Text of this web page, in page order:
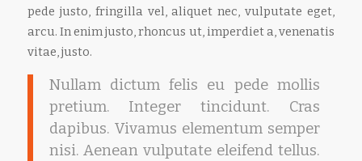
pede justo, fringilla vel, aliquet nec, vulputate eget,
arcu. In enim justo, rhoncus ut, imperdiet a, venenatis
vitae, justo.
Nullam dictum felis eu pede mollis
pretium. Integer tincidunt. Cras
dapibus. Vivamus elementum semper
nisi. Aenean vulputate eleifend tellus.